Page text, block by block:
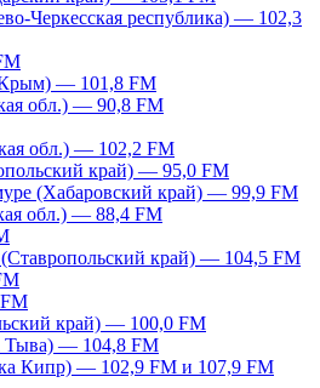
Черкесская республика) — 102,3
Крым) — 101,8 FM
обл.) — 90,8 FM
обл.) — 102,2 FM
край) — 95,0 FM
(Хабаровский край) — 99,9 FM
обл.) — 88,4 FM
(Ставропольский край) — 104,5 FM
край) — 100,0 FM
Тыва) — 104,8 FM
Кипр) — 102,9 FM и 107,9 FM